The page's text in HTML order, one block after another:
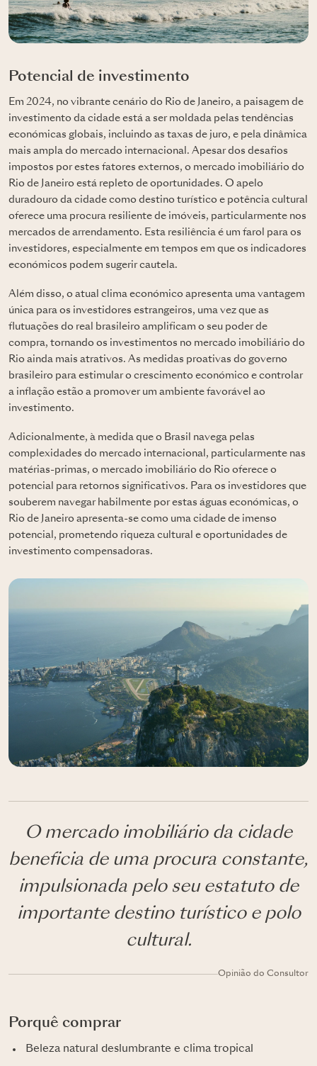
Potencial de investimento
Em 2024, no vibrante cenário do Rio de Janeiro, a paisagem de
investimento da cidade está a ser moldada pelas tendências
económicas globais, incluindo as taxas de juro, e pela dinâmica
mais ampla do mercado internacional. Apesar dos desafios
impostos por estes fatores externos, o mercado imobiliário do
Rio de Janeiro está repleto de oportunidades. O apelo
duradouro da cidade como destino turístico e potência cultural
oferece uma procura resiliente de imóveis, particularmente nos
mercados de arrendamento. Esta resiliência é um farol para os
investidores, especialmente em tempos em que os indicadores
económicos podem sugerir cautela.
Além disso, o atual clima económico apresenta uma vantagem
única para os investidores estrangeiros, uma vez que as
flutuações do real brasileiro amplificam o seu poder de
compra, tornando os investimentos no mercado imobiliário do
Rio ainda mais atrativos. As medidas proativas do governo
brasileiro para estimular o crescimento económico e controlar
a inflação estão a promover um ambiente favorável ao
investimento.
Adicionalmente, à medida que o Brasil navega pelas
complexidades do mercado internacional, particularmente nas
matérias-primas, o mercado imobiliário do Rio oferece o
potencial para retornos significativos. Para os investidores que
souberem navegar habilmente por estas águas económicas, o
Rio de Janeiro apresenta-se como uma cidade de imenso
potencial, prometendo riqueza cultural e oportunidades de
investimento compensadoras.
O mercado imobiliário da cidade
beneficia de uma procura constante,
impulsionada pelo seu estatuto de
importante destino turístico e polo
cultural.
Opinião do Consultor
Porquê comprar
Beleza natural deslumbrante e clima tropical